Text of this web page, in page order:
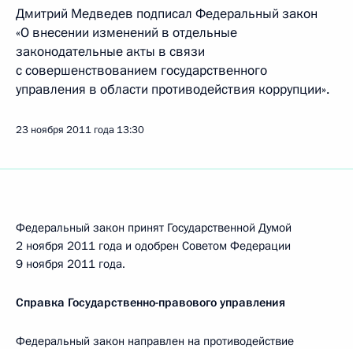
Дмитрий Медведев подписал Федеральный закон
«О внесении изменений в отдельные
законодательные акты в связи
с совершенствованием государственного
управления в области противодействия коррупции».
23 ноября 2011 года 13:30
Федеральный закон принят Государственной Думой
2 ноября 2011 года и одобрен Советом Федерации
9 ноября 2011 года.
Справка Государственно-правового управления
Федеральный закон направлен на противодействие